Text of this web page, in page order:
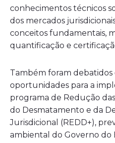
conhecimentos técnicos
dos mercados
conceitos fundamentais,
quantificação e
Também foram debatidos
oportunidades para a
programa de Redução
do Desmatamento e da
Jurisdicional (REDD+),
ambiental do Governo do